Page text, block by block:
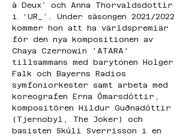
à Deux’ och Anna Thorvaldsdottir
i ‘UR_’. Under säsongen 2021/2022
kommer hon att ha världspremiär
för den nya kompositionen av
Chaya Czernowin 'ATARA'
tillsammans med barytonen Holger
Falk och Bayerns Radios
symfoniorkester samt arbeta med
koreografen Erna Ómarsdóttir,
kompositören Hildur Guðnadóttir
(Tjernobyl, The Joker) och
basisten Skúli Sverrisson i en